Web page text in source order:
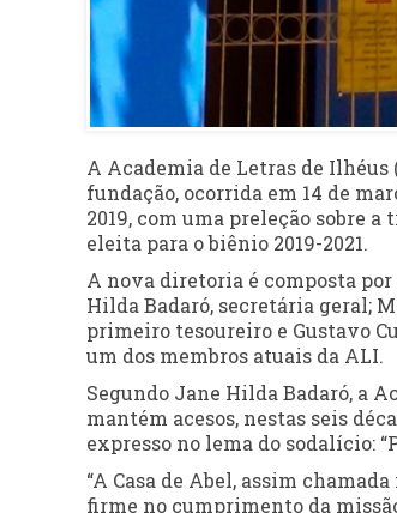
A Academia de Letras de Ilhéus
fundação, ocorrida em 14 de
2019, com uma preleção sobre
eleita para o biênio 2019-2021.
A nova diretoria é composta
Hilda Badaró, secretária geral;
primeiro tesoureiro e Gustavo
um dos membros atuais da ALI.
Segundo Jane Hilda Badaró, a
mantém acesos, nestas seis
expresso no lema do sodalício:
“A Casa de Abel, assim
firme no cumprimento da